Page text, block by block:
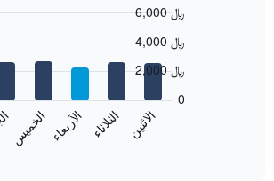
الاثنين الثلاثاء الأربعاء الخميس
0
2,000 ﷼
4,000 ﷼
6,000 ﷼